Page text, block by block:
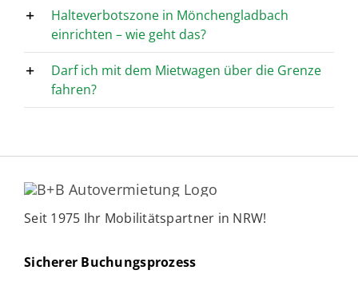
Halteverbotszone in Mönchengladbach
einrichten – wie geht das?
Darf ich mit dem Mietwagen über die Grenze
fahren?
Seit 1975 Ihr Mobilitätspartner in NRW!
Sicherer Buchungsprozess